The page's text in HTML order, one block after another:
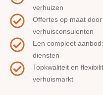
verhuizen
Offertes op maat
verhuisconsulenten
Een compleet
diensten
Topkwaliteit en
verhuismarkt